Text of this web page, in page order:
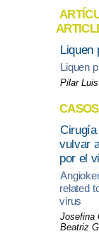
Liquen
Liquen
Pilar
Cirugía
vulvar
por el
related
virus
Josefina
Beatriz